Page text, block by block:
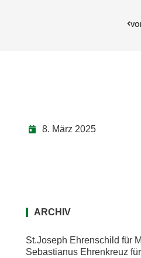
8. März 2025
ARCHIV
St.Joseph Ehrenschild für
Sebastianus Ehrenkreuz